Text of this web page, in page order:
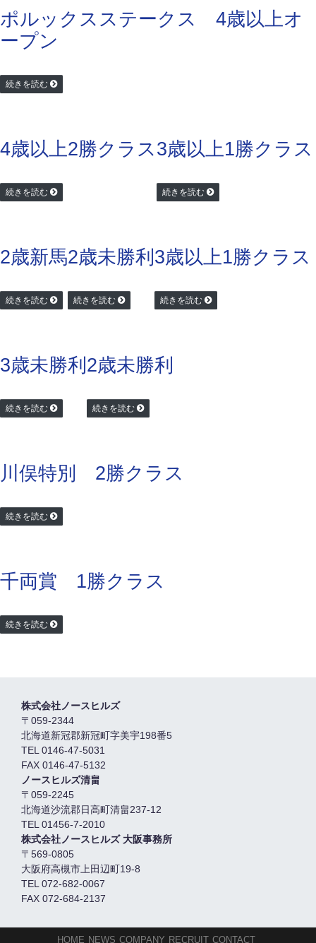
ポルックスステークス 4歳以上オ
ープン
続きを読む
4歳以上2勝クラス
続きを読む
3歳以上1勝クラス
続きを読む
2歳新馬
続きを読む
2歳未勝利
続きを読む
3歳以上1勝クラス
続きを読む
3歳未勝利
続きを読む
2歳未勝利
続きを読む
川俣特別 2勝クラス
続きを読む
千両賞 1勝クラス
続きを読む
株式会社ノースヒルズ
〒059-2344
北海道新冠郡新冠町字美宇198番5
TEL 0146-47-5031
FAX 0146-47-5132
ノースヒルズ清畠
〒059-2245
北海道沙流郡日高町清畠237-12
TEL 01456-7-2010
株式会社ノースヒルズ 大阪事務所
〒569-0805
大阪府高槻市上田辺町19-8
TEL 072-682-0067
FAX 072-684-2137
HOME NEWS COMPANY RECRUIT CONTACT